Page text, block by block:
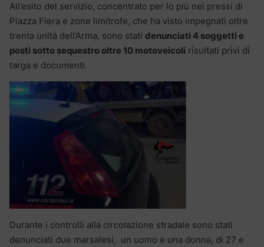
All’esito del servizio, concentrato per lo più nei pressi di
Piazza Fiera e zone limitrofe, che ha visto impegnati oltre
trenta unità dell’Arma, sono stati denunciati 4 soggetti e
posti sotto sequestro oltre 10 motoveicoli risultati privi di
targa e documenti.
Durante i controlli alla circolazione stradale sono stati
denunciati due marsalesi, un uomo e una donna, di 27 e